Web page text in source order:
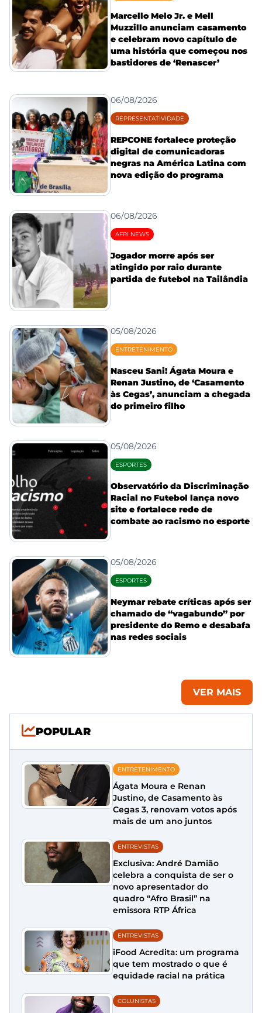
Marcello Melo Jr. e Mell
Muzzillo anunciam casamento
e celebram novo capítulo de
uma história que começou nos
bastidores de ‘Renascer’
06/08/2026
REPRESENTATIVIDADE
REPCONE fortalece proteção
digital de comunicadoras
negras na América Latina com
nova edição do programa
06/08/2026
AFRI NEWS
Jogador morre após ser
atingido por raio durante
partida de futebol na Tailândia
05/08/2026
ENTRETENIMENTO
Nasceu Sani! Ágata Moura e
Renan Justino, de ‘Casamento
às Cegas’, anunciam a chegada
do primeiro filho
05/08/2026
ESPORTES
Observatório da Discriminação
Racial no Futebol lança novo
site e fortalece rede de
combate ao racismo no esporte
05/08/2026
ESPORTES
Neymar rebate críticas após ser
chamado de “vagabundo” por
presidente do Remo e desabafa
nas redes sociais
VER MAIS
POPULAR
ENTRETENIMENTO
Ágata Moura e Renan
Justino, de Casamento às
Cegas 3, renovam votos após
mais de um ano juntos
ENTREVISTAS
Exclusiva: André Damião
celebra a conquista de ser o
novo apresentador do
quadro “Afro Brasil” na
emissora RTP África
ENTREVISTAS
iFood Acredita: um programa
que tem mostrado o que é
equidade racial na prática
COLUNISTAS